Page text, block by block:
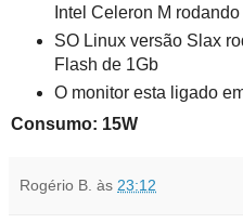
Intel Celeron M
SO Linux versão Slax
Flash de 1Gb
O monitor esta ligado
Consumo: 15W
Rogério B. às 23:12